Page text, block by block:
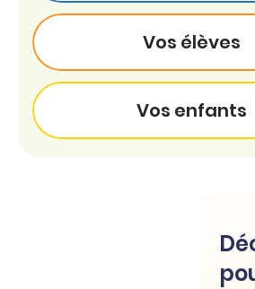
Vos élèves
Vos enfants